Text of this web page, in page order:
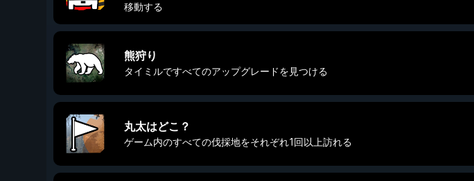
移動する
熊狩り
タイミルですべてのアップグレードを見つける
丸太はどこ？
ゲーム内のすべての伐採地をそれぞれ1回以上訪れる